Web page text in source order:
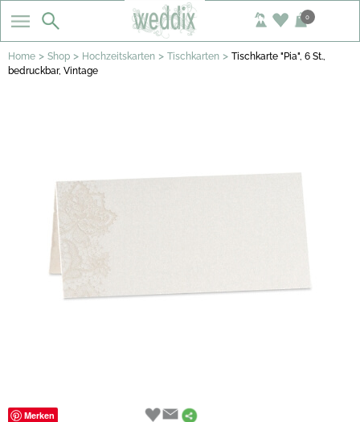
0
Home > Shop > Hochzeitskarten > Tischkarten > Tischkarte "Pia", 6 St.,
bedruckbar, Vintage
Merken